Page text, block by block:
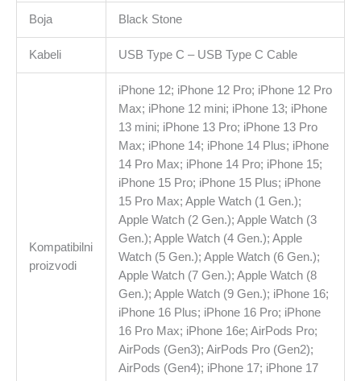
Boja Black Stone
Kabeli USB Type C – USB Type C Cable
Kompatibilni
proizvodi
iPhone 12; iPhone 12 Pro; iPhone 12 Pro
Max; iPhone 12 mini; iPhone 13; iPhone
13 mini; iPhone 13 Pro; iPhone 13 Pro
Max; iPhone 14; iPhone 14 Plus; iPhone
14 Pro Max; iPhone 14 Pro; iPhone 15;
iPhone 15 Pro; iPhone 15 Plus; iPhone
15 Pro Max; Apple Watch (1 Gen.);
Apple Watch (2 Gen.); Apple Watch (3
Gen.); Apple Watch (4 Gen.); Apple
Watch (5 Gen.); Apple Watch (6 Gen.);
Apple Watch (7 Gen.); Apple Watch (8
Gen.); Apple Watch (9 Gen.); iPhone 16;
iPhone 16 Plus; iPhone 16 Pro; iPhone
16 Pro Max; iPhone 16e; AirPods Pro;
AirPods (Gen3); AirPods Pro (Gen2);
AirPods (Gen4); iPhone 17; iPhone 17